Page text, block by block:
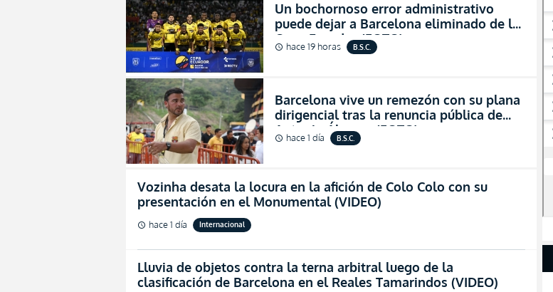
Un bochornoso error administrativo
puede dejar a Barcelona eliminado de la
Copa Ecuador (FOTO)
schedule hace 19 horas B.S.C.
Barcelona vive un remezón con su plana
dirigencial tras la renuncia pública de
Antonio Álvarez (FOTO)
schedule hace 1 día B.S.C.
Vozinha desata la locura en la afición de Colo Colo con su
presentación en el Monumental (VIDEO)
schedule hace 1 día Internacional
Lluvia de objetos contra la terna arbitral luego de la
clasificación de Barcelona en el Reales Tamarindos (VIDEO)